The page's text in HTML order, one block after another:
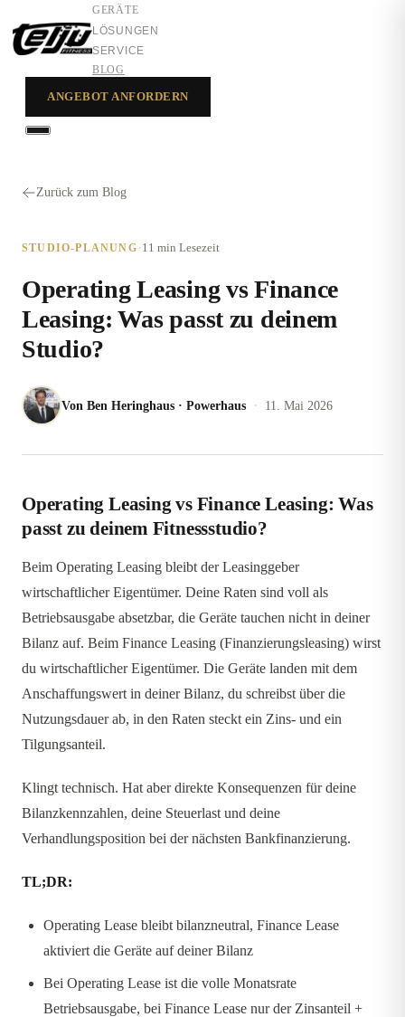
GERÄTE
LÖSUNGEN
SERVICE
BLOG
ANGEBOT ANFORDERN
Zurück zum Blog
STUDIO-PLANUNG · 11 min Lesezeit
Operating Leasing vs Finance
Leasing: Was passt zu deinem
Studio?
Von Ben Heringhaus · Powerhaus · 11. Mai 2026
Operating Leasing vs Finance Leasing: Was
passt zu deinem Fitnessstudio?
Beim Operating Leasing bleibt der Leasinggeber
wirtschaftlicher Eigentümer. Deine Raten sind voll als
Betriebsausgabe absetzbar, die Geräte tauchen nicht in deiner
Bilanz auf. Beim Finance Leasing (Finanzierungsleasing) wirst
du wirtschaftlicher Eigentümer. Die Geräte landen mit dem
Anschaffungswert in deiner Bilanz, du schreibst über die
Nutzungsdauer ab, in den Raten steckt ein Zins- und ein
Tilgungsanteil.
Klingt technisch. Hat aber direkte Konsequenzen für deine
Bilanzkennzahlen, deine Steuerlast und deine
Verhandlungsposition bei der nächsten Bankfinanzierung.
TL;DR:
Operating Lease bleibt bilanzneutral, Finance Lease
aktiviert die Geräte auf deiner Bilanz
Bei Operating Lease ist die volle Monatsrate
Betriebsausgabe, bei Finance Lease nur der Zinsanteil +